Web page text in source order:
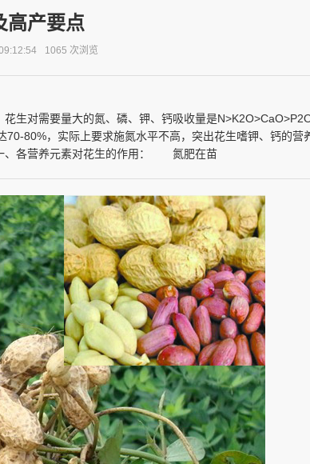
高产要点
1065 次浏览
生对需要量大的氮、磷、钾、钙吸收量是
80%，实际上要求施氮水平不高，突出花生嗜钾、钙的营
、各营养元素对花生的作用： 氮肥在苗